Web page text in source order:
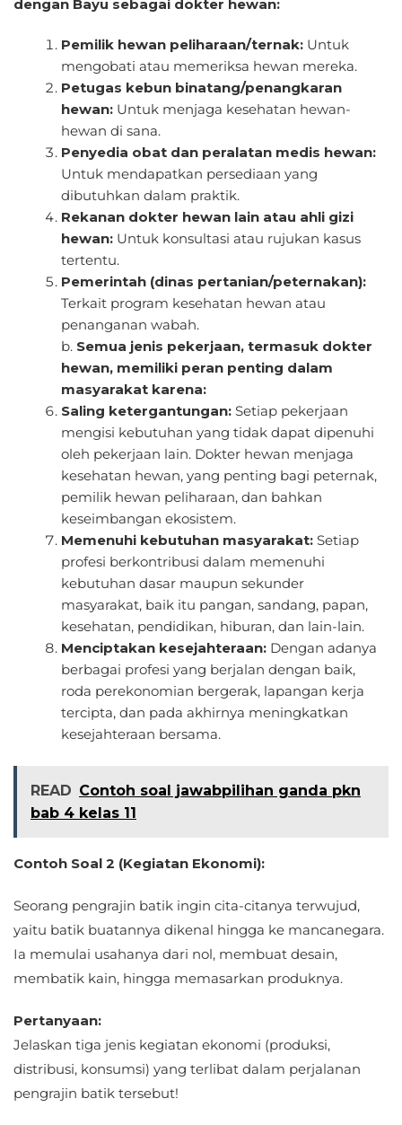
dengan Bayu sebagai dokter hewan:
Pemilik hewan peliharaan/ternak: Untuk
mengobati atau memeriksa hewan mereka.
Petugas kebun binatang/penangkaran
hewan: Untuk menjaga kesehatan hewan-
hewan di sana.
Penyedia obat dan peralatan medis hewan:
Untuk mendapatkan persediaan yang
dibutuhkan dalam praktik.
Rekanan dokter hewan lain atau ahli gizi
hewan: Untuk konsultasi atau rujukan kasus
tertentu.
Pemerintah (dinas pertanian/peternakan):
Terkait program kesehatan hewan atau
penanganan wabah.
b. Semua jenis pekerjaan, termasuk dokter
hewan, memiliki peran penting dalam
masyarakat karena:
Saling ketergantungan: Setiap pekerjaan
mengisi kebutuhan yang tidak dapat dipenuhi
oleh pekerjaan lain. Dokter hewan menjaga
kesehatan hewan, yang penting bagi peternak,
pemilik hewan peliharaan, dan bahkan
keseimbangan ekosistem.
Memenuhi kebutuhan masyarakat: Setiap
profesi berkontribusi dalam memenuhi
kebutuhan dasar maupun sekunder
masyarakat, baik itu pangan, sandang, papan,
kesehatan, pendidikan, hiburan, dan lain-lain.
Menciptakan kesejahteraan: Dengan adanya
berbagai profesi yang berjalan dengan baik,
roda perekonomian bergerak, lapangan kerja
tercipta, dan pada akhirnya meningkatkan
kesejahteraan bersama.
READ Contoh soal jawabpilihan ganda pkn
bab 4 kelas 11
Contoh Soal 2 (Kegiatan Ekonomi):
Seorang pengrajin batik ingin cita-citanya terwujud,
yaitu batik buatannya dikenal hingga ke mancanegara.
Ia memulai usahanya dari nol, membuat desain,
membatik kain, hingga memasarkan produknya.
Pertanyaan:
Jelaskan tiga jenis kegiatan ekonomi (produksi,
distribusi, konsumsi) yang terlibat dalam perjalanan
pengrajin batik tersebut!